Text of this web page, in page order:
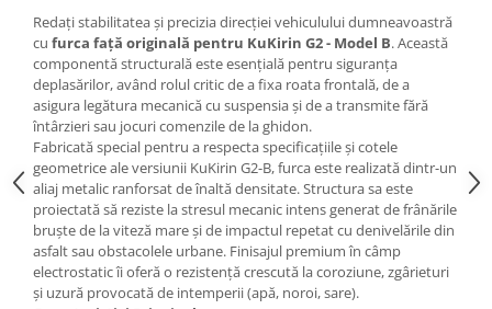
https://www.doctortrotineta.ro/plata-
tbi?
forceOriginalForEdit=1&preview=00681
Redați stabilitatea și precizia direcției vehiculului dumneavoastră
cu furca față originală pentru KuKirin G2 - Model B. Această
componentă structurală este esențială pentru siguranța
deplasărilor, având rolul critic de a fixa roata frontală, de a
asigura legătura mecanică cu suspensia și de a transmite fără
întârzieri sau jocuri comenzile de la ghidon.
Fabricată special pentru a respecta specificațiile și cotele
geometrice ale versiunii KuKirin G2-B, furca este realizată dintr-un
aliaj metalic ranforsat de înaltă densitate. Structura sa este
proiectată să reziste la stresul mecanic intens generat de frânările
bruște de la viteză mare și de impactul repetat cu denivelările din
asfalt sau obstacolele urbane. Finisajul premium în câmp
electrostatic îi oferă o rezistență crescută la coroziune, zgârieturi
și uzură provocată de intemperii (apă, noroi, sare).